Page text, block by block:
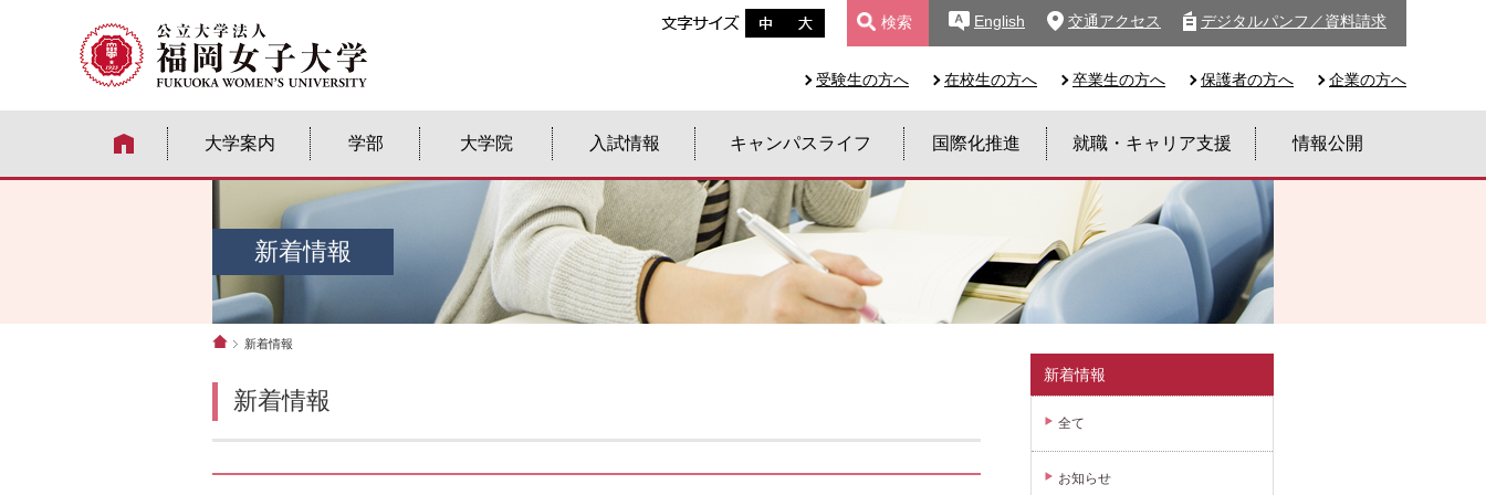
English 交通アクセス デジタルパンフ／資料請求
検索
受験生の方へ 在校生の方へ 卒業生の方へ 保護者の方へ 企業の方へ
大学案内 学部 大学院 入試情報 キャンパスライフ 国際化推進 就職・キャリア支援 情報公開
新着情報
新着情報
新着情報
新着情報
全て
お知らせ